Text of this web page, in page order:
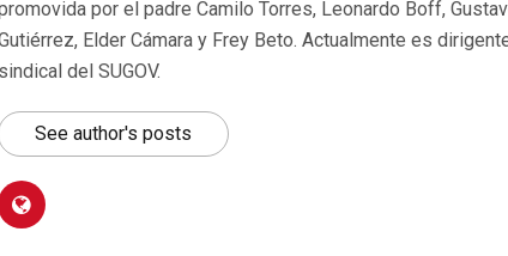
por el padre Camilo Torres, Leonardo Boff,
Elder Cámara y Frey Beto. Actualmente es
sindical del SUGOV.
See author's posts